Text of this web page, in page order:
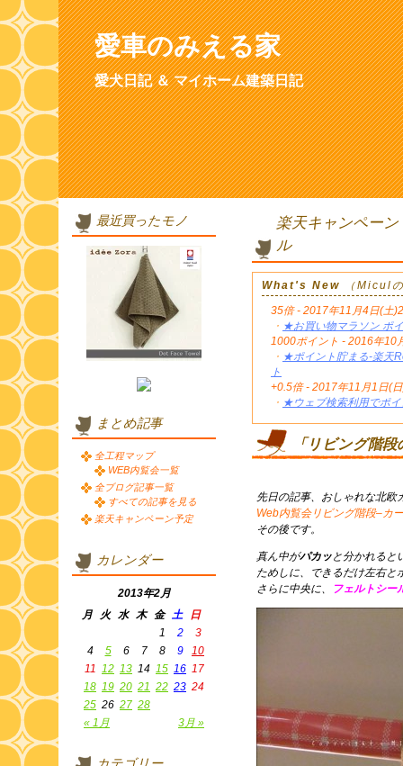
愛車のみえる家
愛犬日記 ＆ マイホーム建築日記
楽天キャンペー
ル
What's New （Micul
35倍 - 2017年11月4日(土
・ ★お買い物マラソン ポ
1000ポイント - 2016年10
・ ★ポイント貯まる-楽天
ト
+0.5倍 - 2017年11月1日(
・ ★ウェブ検索利用でポ
「リビング階
先日の記事、おしゃれな北欧
Web内覧会リビング階段–カ
その後です。
真ん中がパカッと分かれると
ためしに、できるだけ左右と
さらに中央に、
フェルトシー
最近買ったモノ
まとめ記事
全工程マップ
WEB内覧会一覧
全ブログ記事一覧
すべての記事を見る
楽天キャンペーン予定
カレンダー
2013年2月
月
火 水 木 金 土 日
« 1月 3月 »
1 2
3
4
5 6 7 8 9
10
11 12 13 14 15 16 17
18 19 20 21 22 23 24
25 26 27 28